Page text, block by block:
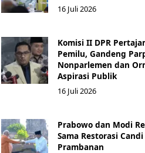
16 Juli 2026
Komisi II DPR
Pemilu, Gandeng
Nonparlemen dan
Aspirasi Publik
16 Juli 2026
Prabowo dan Modi
Sama Restorasi Candi
Prambanan